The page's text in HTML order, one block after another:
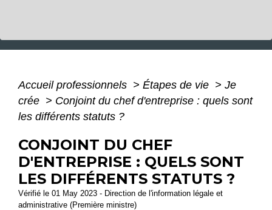
Accueil professionnels > Étapes de vie > Je
crée > Conjoint du chef d'entreprise : quels sont
les différents statuts ?
CONJOINT DU CHEF
D'ENTREPRISE : QUELS SONT
LES DIFFÉRENTS STATUTS ?
Vérifié le 01 May 2023 - Direction de l'information légale et
administrative (Première ministre)